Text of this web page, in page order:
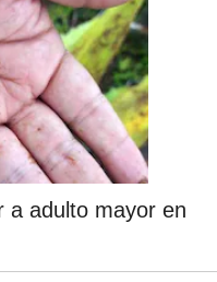
a adulto mayor en